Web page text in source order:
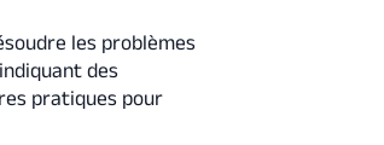
les problèmes
des
pratiques pour